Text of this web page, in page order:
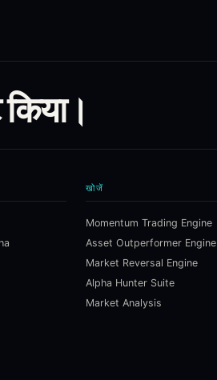
खोजें
Momentum Trading Engine
Asset Outperformer Engine
Market Reversal Engine
Alpha Hunter Suite
Market Analysis